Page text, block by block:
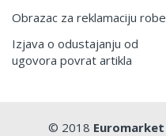
Obrazac za reklamaciju robe
Izjava o odustajanju od
ugovora povrat artikla
© 2018 Euromarket